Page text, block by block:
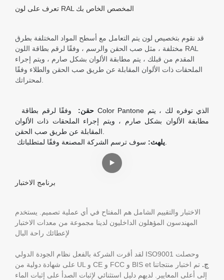
تعرف على لون RAL المخصص الخاص بك
قد نقوم بتخصيص لون يتم التعامل مع أسطح المواد المختلفة بطرق
مختلفة ، مثل صب الحقن والرسم ، وفقًا لرقم بطاقة اللون RAL
المقدم من قبلك ، يتم مطابقة الألوان بشكل صارم ، ويتم إجراء
الملحقات ذات الألوان المقابلة عن طريق صب الحقن والطلاء وفقًا
لمحتراتك.
حقن:
وفقًا لرقم بطاقة Color Pantone الذي توفره لك ، يتم
مطابقة الألوان بشكل صارم ، ويتم إجراء الملحقات ذات الألوان
المقابلة عن طريق صب الحقن.
يلهث:سوف ترسم الشركة المصنعة وفقًا لمتطلباتك.
برنامج الاختبار
الاختبار والتقييم الشامل هم المفتاح في أي عملية تصميم. يستخدم
المهندسون المؤهلون الداخليون لدينا مجموعة من معدات الاختبار
لقد أقرت الشركة بالفعل نظام الجودة الدولي ISO9001 وحصلت
على شهادة دولية من UL و CE و FCC و BIS et
ج. تم اختبار منتجاتنا
إلى أعلى المعايير. لديهم دليل استثنائي لإثبات الصدأ على إثبات الماء